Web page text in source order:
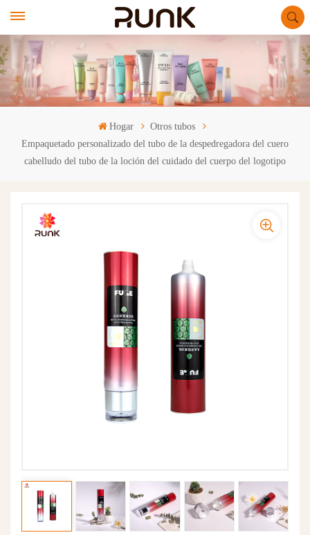
Hogar
Otros tubos
Empaquetado personalizado del tubo de la despedregadora del cuero
cabelludo del tubo de la loción del cuidado del cuerpo del logotipo